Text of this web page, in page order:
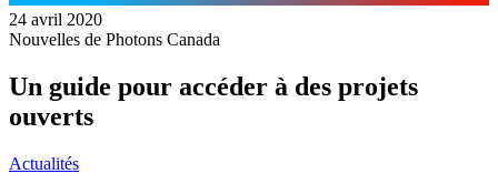
24 avril 2020
Nouvelles de Photons Canada
Un guide pour accéder à des projets
ouverts
Actualités